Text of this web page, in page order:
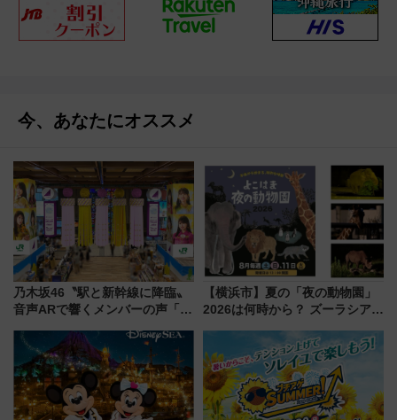
今、あなたにオススメ
乃木坂46〝駅と新幹線に降臨〟
音声ARで響くメンバーの声「真
【横浜市】夏の「夜の動物園」
2026は何時から？ ズーラシア・
見どころ、限定イベントを徹底
解説！